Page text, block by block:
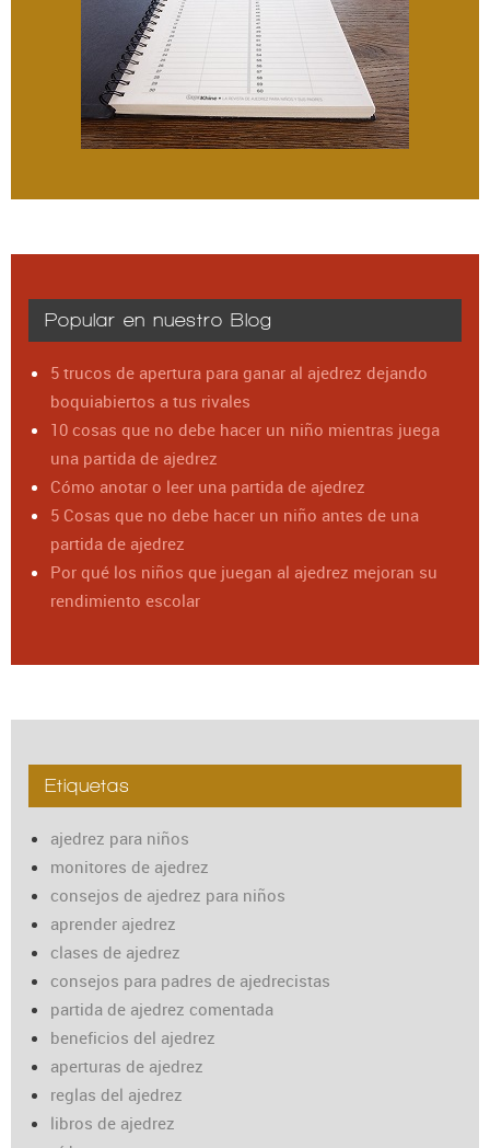
Popular en nuestro Blog
5 trucos de apertura para ganar al ajedrez dejando
boquiabiertos a tus rivales
10 cosas que no debe hacer un niño mientras juega
una partida de ajedrez
Cómo anotar o leer una partida de ajedrez
5 Cosas que no debe hacer un niño antes de una
partida de ajedrez
Por qué los niños que juegan al ajedrez mejoran su
rendimiento escolar
Etiquetas
ajedrez para niños
monitores de ajedrez
consejos de ajedrez para niños
aprender ajedrez
clases de ajedrez
consejos para padres de ajedrecistas
partida de ajedrez comentada
beneficios del ajedrez
aperturas de ajedrez
reglas del ajedrez
libros de ajedrez